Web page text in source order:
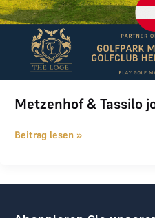
Metzenhof & Tassilo
Beitrag lesen »